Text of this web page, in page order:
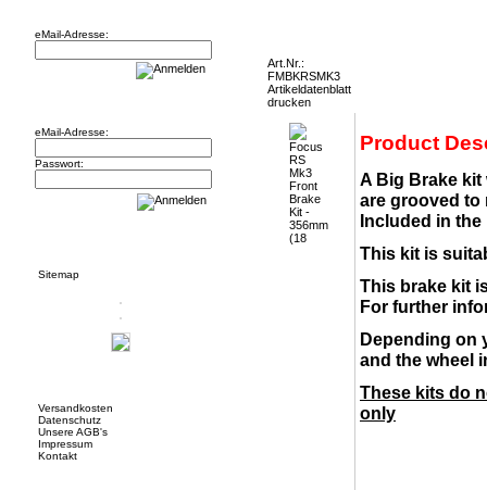
eMail-Adresse:
eMail-Adresse:
Passwort:
Sitemap
Versandkosten
Datenschutz
Unsere AGB's
Impressum
Kontakt
Art.Nr.:
FMBKRSMK3
Artikeldatenblatt
drucken
Product
A Big Brake kit
are grooved to
Included in
This kit is
This brake kit
For further
Depending on
and the wheel
These kits do
only